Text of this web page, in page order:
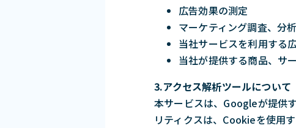
広告効果の測定
マーケティング調査、分析
当社サービスを利用する
当社が提供する商品、サ
3.アクセス解析ツールについて
本サービスは、Googleが提供
リティクスは、Cookieを使用